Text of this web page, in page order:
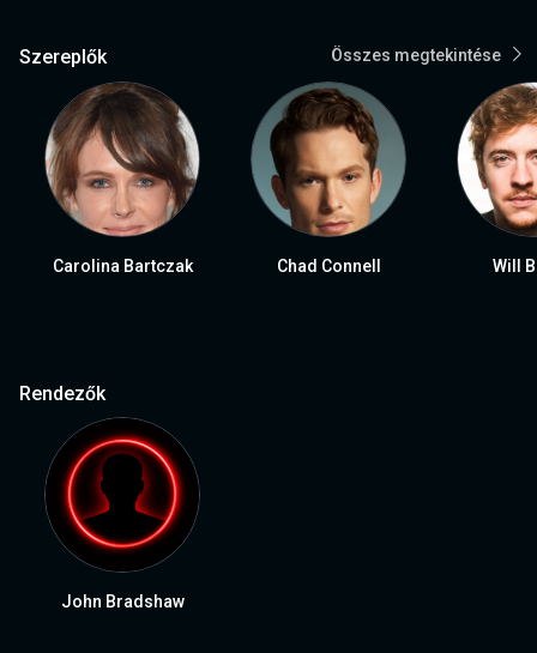
Szereplők Összes megtekintése
Carolina Bartczak Chad Connell Will
Rendezők
John Bradshaw